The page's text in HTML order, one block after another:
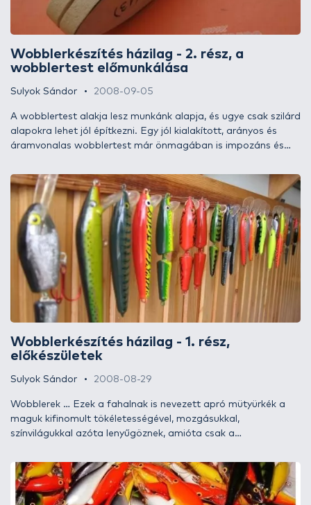
Wobblerkészítés házilag - 2. rész, a
wobblertest előmunkálása
Sulyok Sándor 2008-09-05
A wobblertest alakja lesz munkánk alapja, és ugye csak szilárd
alapokra lehet jól építkezni. Egy jól kialakított, arányos és
áramvonalas wobblertest már önmagában is impozáns és
öltöztetjük. De ahhoz, hogy a számunkra is elfogadható
eredményt kapjuk, egy olyan előgyártmányt kell létrehoznunk,
amelyből egyszerűen és komplikációmentesen ki tudjuk
alakítani a végleges formát. Ez tehát nem egy AS (ahogy
sikerült) technológia, hanem gondosan megtervezett és
szisztematikusan egymásra épített lépések sorozata, ami
garantálja számunkra, hogy valóban az legyen a
végeredmény, amit az elején elképzeltünk.
Wobblerkészítés házilag - 1. rész,
előkészületek
Sulyok Sándor 2008-08-29
Wobblerek … Ezek a fahalnak is nevezett apró mütyürkék a
maguk kifinomult tökéletességével, mozgásukkal,
színvilágukkal azóta lenyűgöznek, amióta csak a
műcsalik, hanem igazi esztétikai élményt nyújtó apró
műalkotások, melyek méltán megállnák helyüket a vitrinben is
a porcelánrózsa és az illatgyertya mellett. De bármennyire